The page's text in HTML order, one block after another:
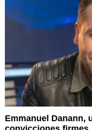
Emmanuel Danann,